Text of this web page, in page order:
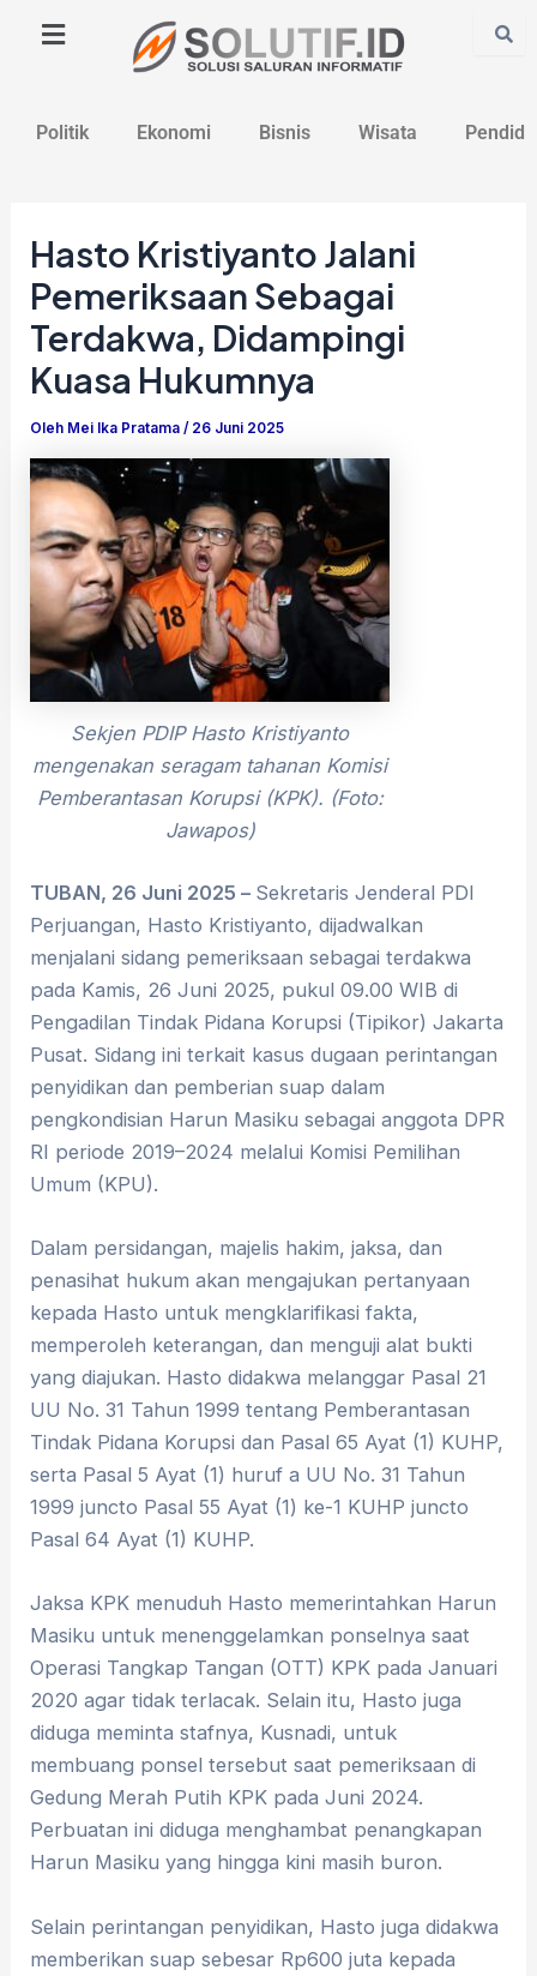
Politik Ekonomi Bisnis Wisata
Hasto Kristiyanto Jalani
Pemeriksaan Sebagai
Terdakwa, Didampingi
Kuasa Hukumnya
Oleh Mei Ika Pratama/ 26 Juni 2025
Sekjen PDIP Hasto Kristiyanto
mengenakan seragam tahanan Komisi
Pemberantasan Korupsi (KPK). (Foto:
Jawapos)
TUBAN, 26 Juni 2025 – Sekretaris Jenderal PDI
Perjuangan, Hasto Kristiyanto, dijadwalkan
menjalani sidang pemeriksaan sebagai terdakwa
pada Kamis, 26 Juni 2025, pukul 09.00 WIB di
Pengadilan Tindak Pidana Korupsi (Tipikor) Jakarta
Pusat. Sidang ini terkait kasus dugaan perintangan
penyidikan dan pemberian suap dalam
pengkondisian Harun Masiku sebagai anggota DPR
RI periode 2019–2024 melalui Komisi Pemilihan
Umum (KPU).
Dalam persidangan, majelis hakim, jaksa, dan
penasihat hukum akan mengajukan pertanyaan
kepada Hasto untuk mengklarifikasi fakta,
memperoleh keterangan, dan menguji alat bukti
yang diajukan. Hasto didakwa melanggar Pasal 21
UU No. 31 Tahun 1999 tentang Pemberantasan
Tindak Pidana Korupsi dan Pasal 65 Ayat (1) KUHP,
serta Pasal 5 Ayat (1) huruf a UU No. 31 Tahun
1999 juncto Pasal 55 Ayat (1) ke-1 KUHP juncto
Pasal 64 Ayat (1) KUHP.
Jaksa KPK menuduh Hasto memerintahkan Harun
Masiku untuk menenggelamkan ponselnya saat
Operasi Tangkap Tangan (OTT) KPK pada Januari
2020 agar tidak terlacak. Selain itu, Hasto juga
diduga meminta stafnya, Kusnadi, untuk
membuang ponsel tersebut saat pemeriksaan di
Gedung Merah Putih KPK pada Juni 2024.
Perbuatan ini diduga menghambat penangkapan
Harun Masiku yang hingga kini masih buron.
Selain perintangan penyidikan, Hasto juga didakwa
memberikan suap sebesar Rp600 juta kepada
navigation